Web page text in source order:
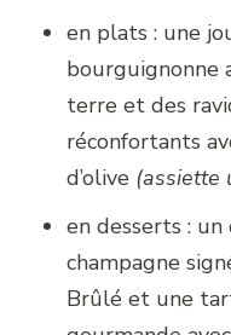
en plats : une
bourguignonne
terre et des
réconfortants
d’olive (assiette
en desserts :
champagne
Brûlé et une